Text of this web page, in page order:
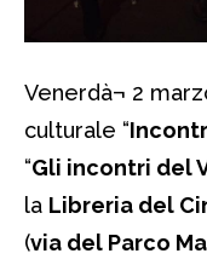
Venerdà¬ 2
culturale “
“Gli incontri del
la Libreria del
(via del Parco